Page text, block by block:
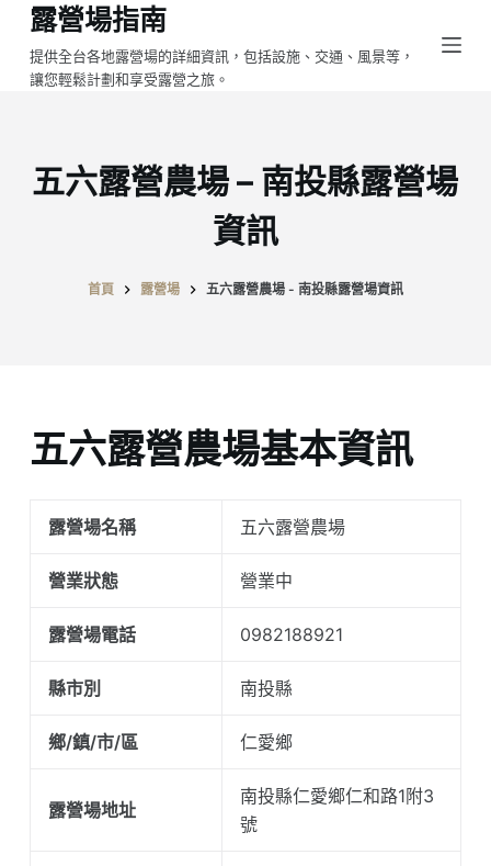
跳
至
主
容
露營場指南
提供全台各地露營場的詳細資訊，包括設施、交通、風景等，
讓您輕鬆計劃和享受露營之旅。
五六露營農場 – 南投縣露營場
資訊
首頁 露營場 五六露營農場 - 南投縣露營場資訊
五六露營農場基本資訊
露營場名稱 五六露營農場
營業狀態 營業中
露營場電話 0982188921
縣市別 南投縣
鄉/鎮/市/區 仁愛鄉
露營場地址
南投縣仁愛鄉仁和路1附3
號